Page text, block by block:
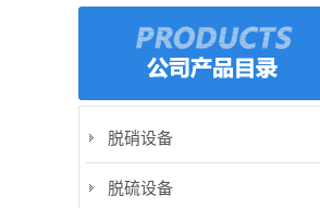
脱硝设备
脱硫设备